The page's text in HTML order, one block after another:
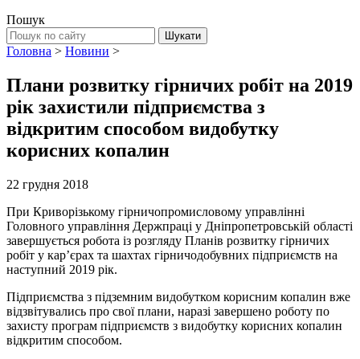
Пошук
Головна > Новини >
Плани розвитку гірничих робіт на 2019
рік захистили підприємства з
відкритим способом видобутку
корисних копалин
22 грудня 2018
При Криворізькому гірничопромисловому управлінні
Головного управління Держпраці у Дніпропетровській області
завершується робота із розгляду Планів розвитку гірничих
робіт у кар’єрах та шахтах гірничодобувних підприємств на
наступний 2019 рік.
Підприємства з підземним видобутком корисним копалин вже
відзвітувались про свої плани, наразі завершено роботу по
захисту програм підприємств з видобутку корисних копалин
відкритим способом.